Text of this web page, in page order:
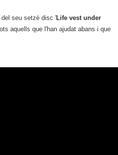
seu setzé disc 'Life vest under
aquells que l'han ajudat abans i que